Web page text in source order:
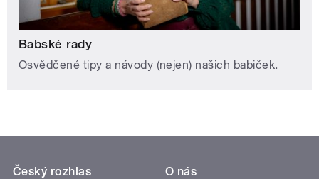
Babské rady
Osvědčené tipy a návody (nejen) našich babiček.
Český rozhlas
O nás